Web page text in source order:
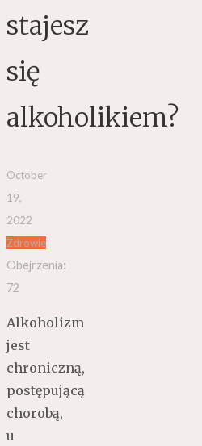
stajesz
się
alkoholikiem?
October
19,
2022
Zdrowie
Obejrzenia:
72
Alkoholizm
jest
chroniczną,
postępującą
chorobą,
u